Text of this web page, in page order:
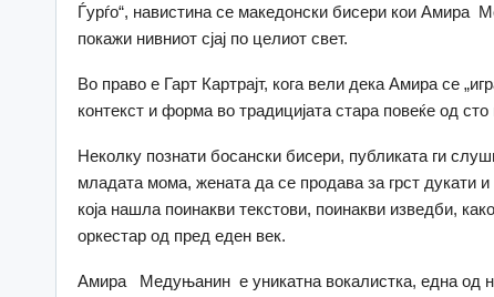
Ѓурѓо“, навистина се македонски бисери кои Амира
покажи нивниот сјај по целиот свет.
Во право е Гарт Картрајт, кога вели дека Амира се
контекст и форма во традицијата стара повеќе од сто
Неколку познати босански бисери, публиката ги
младата мома, жената да се продава за грст дукати
која нашла поинакви текстови, поинакви изведби,
оркестар од пред еден век.
Амира Медуњанин е уникатна вокалистка, една од